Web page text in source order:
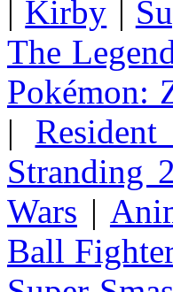
| Kirby |
The
Pokémon:
|
Stranding
Wars |
Ball